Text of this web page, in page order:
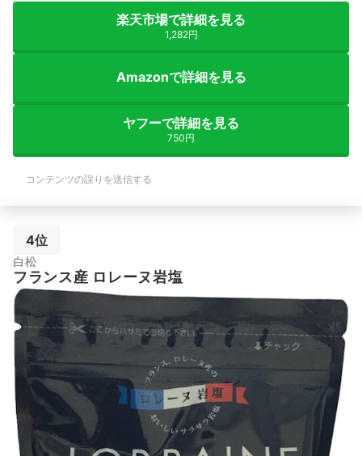
楽天市場で詳細を見る
1,282円
Amazonで詳細を見る
ヤフーで詳細を見る
750円
コンテンツの誤りを送信する
4位
白松
フランス産 ロレーヌ岩塩